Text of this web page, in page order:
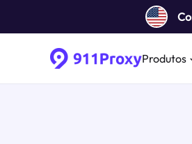
Produtos